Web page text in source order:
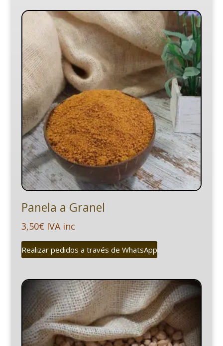
2,30€
hasta
425,00€
Panela a Granel
3,50€ IVA inc
Realizar pedidos a través de WhatsApp